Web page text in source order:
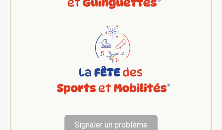
Signaler un problème